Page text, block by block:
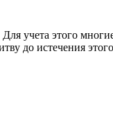
учета этого
до истечения